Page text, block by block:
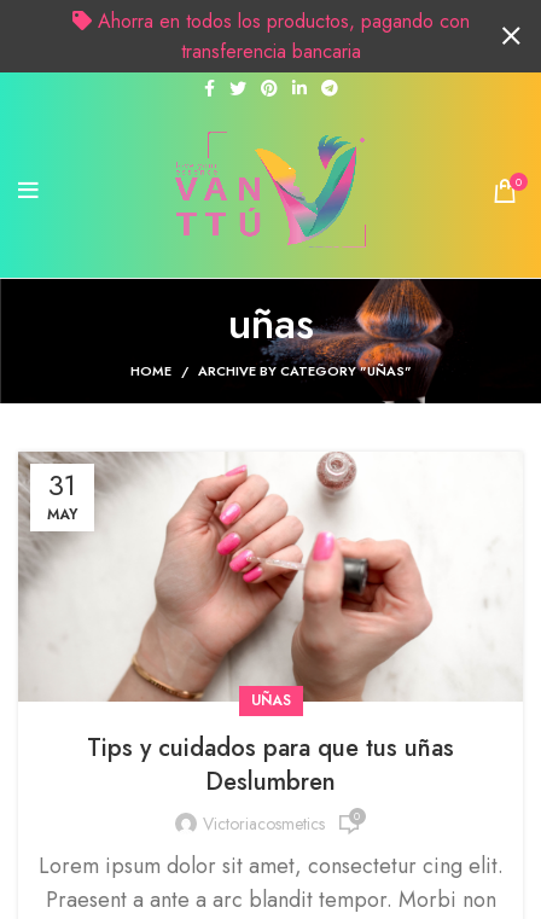
0
uñas
HOME ARCHIVE BY CATEGORY "UÑAS"
31
MAY
UÑAS
Tips y cuidados para que tus uñas
Deslumbren
Victoriacosmetics 0
Lorem ipsum dolor sit amet, consectetur cing elit.
Praesent a ante a arc blandit tempor. Morbi non
Ahorra en todos los productos, pagando con
transferencia bancaria